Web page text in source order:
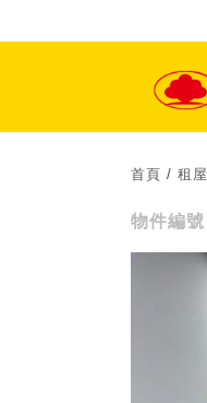
首頁 / 租屋
物件編號